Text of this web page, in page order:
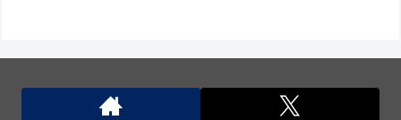
おそロシア。